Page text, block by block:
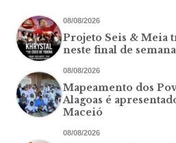
08/08/2026
Projeto Seis & Meia
neste final de
08/08/2026
Mapeamento dos
Alagoas é
Maceió
08/08/2026